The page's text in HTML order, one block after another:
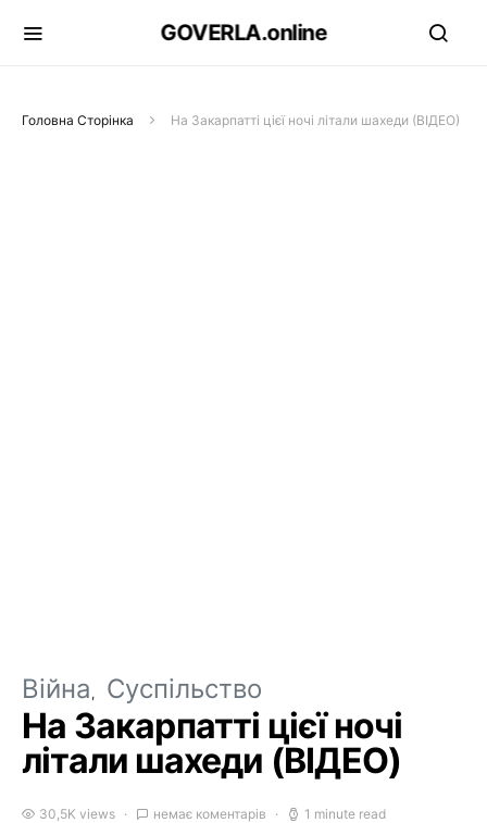
GOVERLA.online
Головна Сторінка На Закарпатті цієї ночі літали шахеди (ВІДЕО)
Війна Суспільство
На Закарпатті цієї ночі
літали шахеди (ВІДЕО)
30,5K views немає коментарів 1 minute read